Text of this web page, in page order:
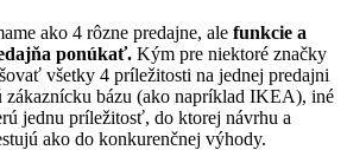
ako 4 rôzne predajne, ale funkcie a
ponúkať. Kým pre niektoré značky
všetky 4 príležitosti na jednej predajni
bázu (ako napríklad IKEA), iné
jednu príležitosť, do ktorej návrhu a
ako do konkurenčnej výhody.